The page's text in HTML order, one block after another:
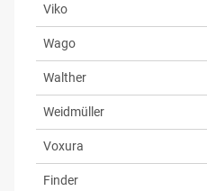
Viko
Wago
Walther
Weidmüller
Voxura
Finder